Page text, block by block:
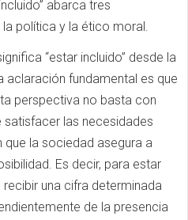
abarca tres
política y la ético moral.
“estar incluido” desde la
fundamental es que
perspectiva no basta con
satisfacer las necesidades
la sociedad asegura a
Es decir, para estar
una cifra determinada
de la presencia